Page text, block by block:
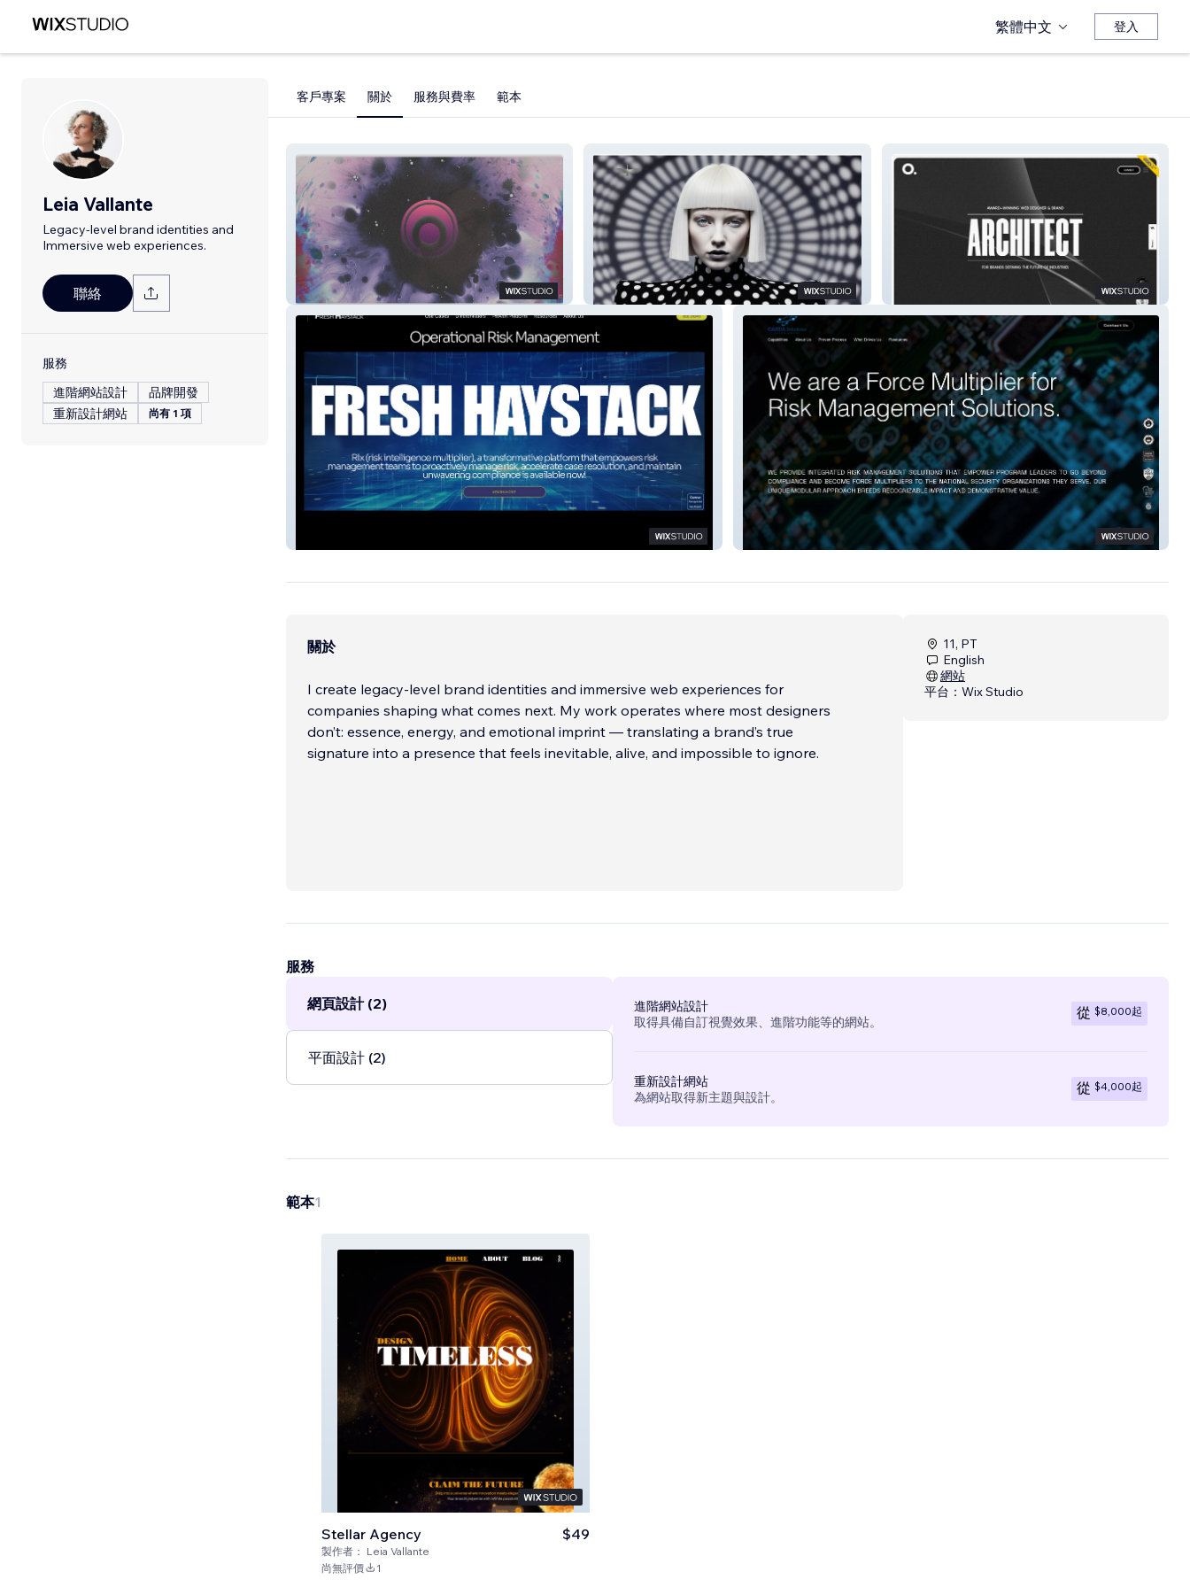
繁體中文 登入
Leia Vallante
Legacy-level brand identities and
Immersive web experiences.
聯絡
服務
進階網站設計
品牌開發
重新設計網站
尚有 1 項
客戶專案 關於 服務與費率 範本
Leia Vallante POLKA DOT STUDIO
CANDA SOLUTIONS
關於
I create legacy-level brand identities and immersive web experiences for
companies shaping what comes next. My work operates where most designers
don’t: essence, energy, and emotional imprint — translating a brand’s true
signature into a presence that feels inevitable, alive, and impossible to ignore.
11, PT
English
網站
平台： Wix Studio
服務
網頁設計 (2)
平面設計 (2)
進階網站設計
取得具備自訂視覺效果、進階功能等的網站。
從 $8,000起
重新設計網站
為網站取得新主題與設計。
從 $4,000起
範本1
Stellar Agency
製作者： Leia Vallante
$49
尚無評價 1